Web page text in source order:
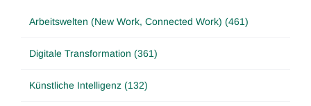
Arbeitswelten (New Work, Connected Work) (461)
Digitale Transformation (361)
Künstliche Intelligenz (132)